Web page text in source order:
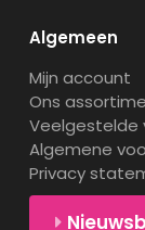
Algemeen
Mijn account
Ons
Veelgestelde
Algemene
Privacy